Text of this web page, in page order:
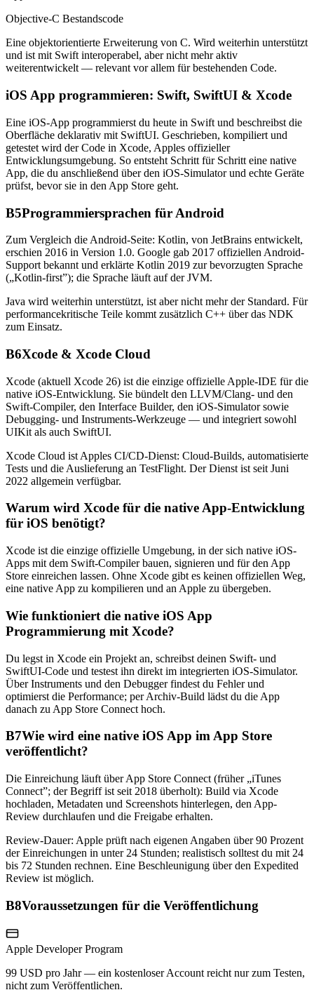
Objective-C Bestandscode
Eine objektorientierte Erweiterung von C. Wird weiterhin unterstützt
und ist mit Swift interoperabel, aber nicht mehr aktiv
weiterentwickelt — relevant vor allem für bestehenden Code.
iOS App programmieren: Swift, SwiftUI & Xcode
Eine iOS-App programmierst du heute in Swift und beschreibst die
Oberfläche deklarativ mit SwiftUI. Geschrieben, kompiliert und
getestet wird der Code in Xcode, Apples offizieller
Entwicklungsumgebung. So entsteht Schritt für Schritt eine native
App, die du anschließend über den iOS-Simulator und echte Geräte
prüfst, bevor sie in den App Store geht.
B5Programmiersprachen für Android
Zum Vergleich die Android-Seite: Kotlin, von JetBrains entwickelt,
erschien 2016 in Version 1.0. Google gab 2017 offiziellen Android-
Support bekannt und erklärte Kotlin 2019 zur bevorzugten Sprache
(„Kotlin-first”); die Sprache läuft auf der JVM.
Java wird weiterhin unterstützt, ist aber nicht mehr der Standard. Für
performancekritische Teile kommt zusätzlich C++ über das NDK
zum Einsatz.
B6Xcode & Xcode Cloud
Xcode (aktuell Xcode 26) ist die einzige offizielle Apple-IDE für die
native iOS-Entwicklung. Sie bündelt den LLVM/Clang- und den
Swift-Compiler, den Interface Builder, den iOS-Simulator sowie
Debugging- und Instruments-Werkzeuge — und integriert sowohl
UIKit als auch SwiftUI.
Xcode Cloud ist Apples CI/CD-Dienst: Cloud-Builds, automatisierte
Tests und die Auslieferung an TestFlight. Der Dienst ist seit Juni
2022 allgemein verfügbar.
Warum wird Xcode für die native App-Entwicklung
für iOS benötigt?
Xcode ist die einzige offizielle Umgebung, in der sich native iOS-
Apps mit dem Swift-Compiler bauen, signieren und für den App
Store einreichen lassen. Ohne Xcode gibt es keinen offiziellen Weg,
eine native App zu kompilieren und an Apple zu übergeben.
Wie funktioniert die native iOS App
Programmierung mit Xcode?
Du legst in Xcode ein Projekt an, schreibst deinen Swift- und
SwiftUI-Code und testest ihn direkt im integrierten iOS-Simulator.
Über Instruments und den Debugger findest du Fehler und
optimierst die Performance; per Archiv-Build lädst du die App
danach zu App Store Connect hoch.
B7Wie wird eine native iOS App im App Store
veröffentlicht?
Die Einreichung läuft über App Store Connect (früher „iTunes
Connect”; der Begriff ist seit 2018 überholt): Build via Xcode
hochladen, Metadaten und Screenshots hinterlegen, den App-
Review durchlaufen und die Freigabe erhalten.
Review-Dauer: Apple prüft nach eigenen Angaben über 90 Prozent
der Einreichungen in unter 24 Stunden; realistisch solltest du mit 24
bis 72 Stunden rechnen. Eine Beschleunigung über den Expedited
Review ist möglich.
B8Voraussetzungen für die Veröffentlichung
Apple Developer Program
99 USD pro Jahr — ein kostenloser Account reicht nur zum Testen,
nicht zum Veröffentlichen.